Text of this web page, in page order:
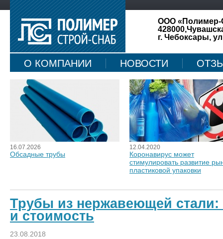
ООО «Полимер-
г. Чебоксары,
О КОМПАНИИ НОВОСТИ
КАРТА САЙТА
16.07.2026
Обсадные трубы
12.04.2020
Коронавирус может
стимулировать развитие
пластиковой упаковки
Трубы из нержавеющей стали:
и стоимость
23.08.2018